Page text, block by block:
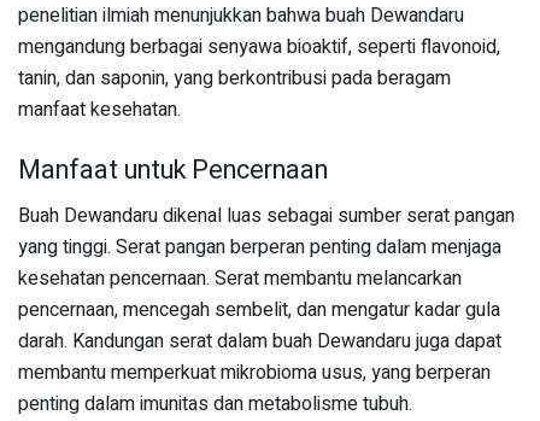
penelitian ilmiah menunjukkan bahwa buah Dewandaru
mengandung berbagai senyawa bioaktif, seperti flavonoid,
tanin, dan saponin, yang berkontribusi pada beragam
manfaat kesehatan.
Manfaat untuk Pencernaan
Buah Dewandaru dikenal luas sebagai sumber serat pangan
yang tinggi. Serat pangan berperan penting dalam menjaga
kesehatan pencernaan. Serat membantu melancarkan
pencernaan, mencegah sembelit, dan mengatur kadar gula
darah. Kandungan serat dalam buah Dewandaru juga dapat
membantu memperkuat mikrobioma usus, yang berperan
penting dalam imunitas dan metabolisme tubuh.